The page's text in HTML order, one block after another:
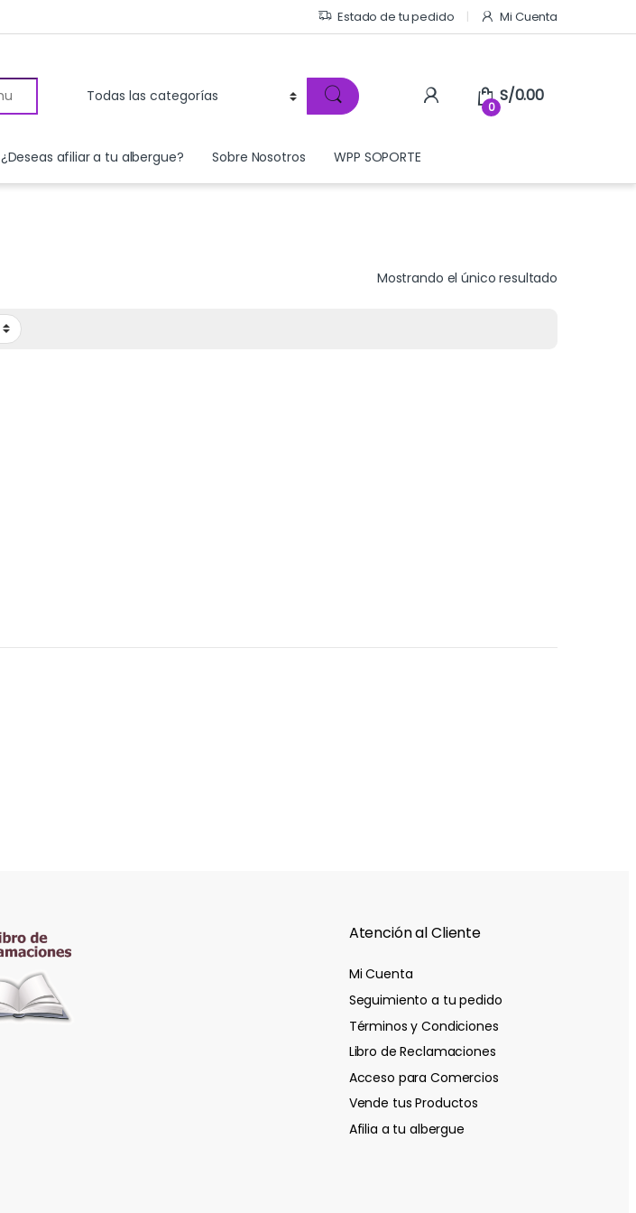
Estado de tu pedido Mi Cuenta
0
S/0.00
¿Deseas afiliar a tu albergue? Sobre Nosotros WPP SOPORTE
Mostrando el único resultado
Atención al Cliente
Mi Cuenta
Seguimiento a tu pedido
Términos y Condiciones
Libro de Reclamaciones
Acceso para Comercios
Vende tus Productos
Afilia a tu albergue